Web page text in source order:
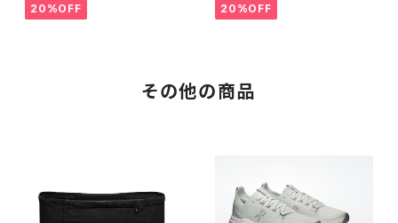
20%OFF 20%OFF
その他の商品